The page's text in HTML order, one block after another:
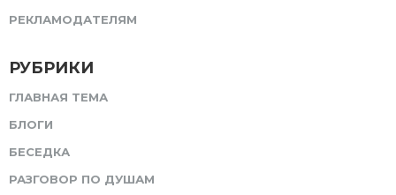
РЕКЛАМОДАТЕЛЯМ
РУБРИКИ
ГЛАВНАЯ ТЕМА
БЛОГИ
БЕСЕДКА
РАЗГОВОР ПО ДУШАМ